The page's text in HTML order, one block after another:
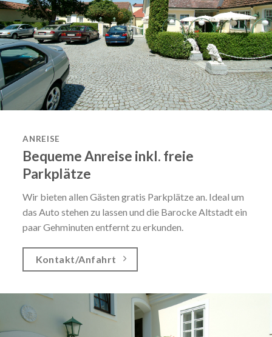
ANREISE
Bequeme Anreise inkl. freie
Parkplätze
Wir bieten allen Gästen gratis Parkplätze an. Ideal um
das Auto stehen zu lassen und die Barocke Altstadt ein
paar Gehminuten entfernt zu erkunden.
Kontakt/Anfahrt